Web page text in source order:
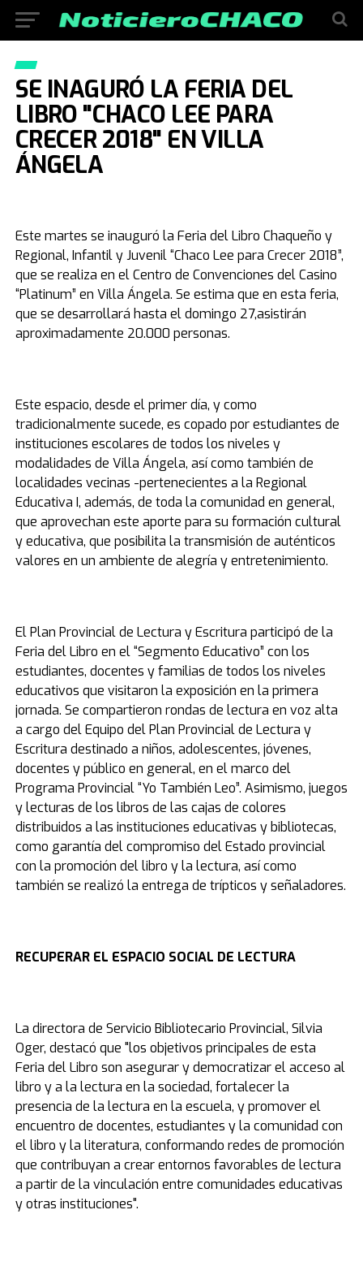
SE INAGURÓ LA FERIA DEL
LIBRO "CHACO LEE PARA
CRECER 2018" EN VILLA
ÁNGELA
Este martes se inauguró la Feria del Libro Chaqueño y
Regional, Infantil y Juvenil “Chaco Lee para Crecer 2018”,
que se realiza en el Centro de Convenciones del Casino
“Platinum” en Villa Ángela. Se estima que en esta feria,
que se desarrollará hasta el domingo 27,asistirán
aproximadamente 20.000 personas.
Este espacio, desde el primer día, y como
tradicionalmente sucede, es copado por estudiantes de
instituciones escolares de todos los niveles y
modalidades de Villa Ángela, así como también de
localidades vecinas -pertenecientes a la Regional
Educativa I, además, de toda la comunidad en general,
que aprovechan este aporte para su formación cultural
y educativa, que posibilita la transmisión de auténticos
valores en un ambiente de alegría y entretenimiento.
El Plan Provincial de Lectura y Escritura participó de la
Feria del Libro en el “Segmento Educativo” con los
estudiantes, docentes y familias de todos los niveles
educativos que visitaron la exposición en la primera
jornada. Se compartieron rondas de lectura en voz alta
a cargo del Equipo del Plan Provincial de Lectura y
Escritura destinado a niños, adolescentes, jóvenes,
docentes y público en general, en el marco del
Programa Provincial “Yo También Leo”. Asimismo, juegos
y lecturas de los libros de las cajas de colores
distribuidos a las instituciones educativas y bibliotecas,
como garantía del compromiso del Estado provincial
con la promoción del libro y la lectura, así como
también se realizó la entrega de trípticos y señaladores.
RECUPERAR EL ESPACIO SOCIAL DE LECTURA
La directora de Servicio Bibliotecario Provincial, Silvia
Oger, destacó que "los objetivos principales de esta
Feria del Libro son asegurar y democratizar el acceso al
libro y a la lectura en la sociedad, fortalecer la
presencia de la lectura en la escuela, y promover el
encuentro de docentes, estudiantes y la comunidad con
el libro y la literatura, conformando redes de promoción
que contribuyan a crear entornos favorables de lectura
a partir de la vinculación entre comunidades educativas
y otras instituciones".